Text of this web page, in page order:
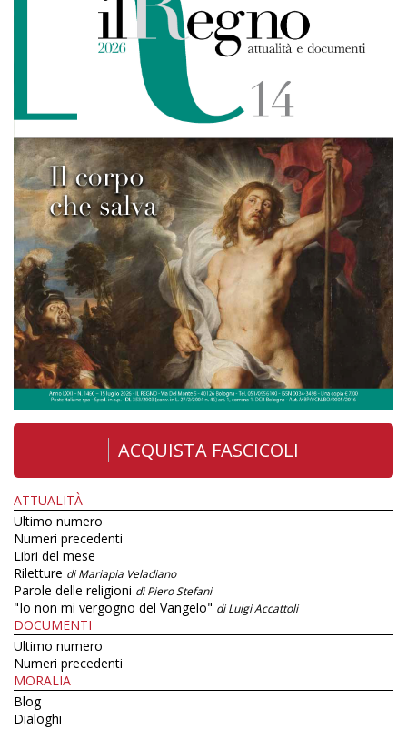
ACQUISTA FASCICOLI
ATTUALITÀ
Ultimo numero
Numeri precedenti
Libri del mese
Riletture di Mariapia Veladiano
Parole delle religioni di Piero Stefani
"Io non mi vergogno del Vangelo" di Luigi Accattoli
DOCUMENTI
Ultimo numero
Numeri precedenti
MORALIA
Blog
Dialoghi